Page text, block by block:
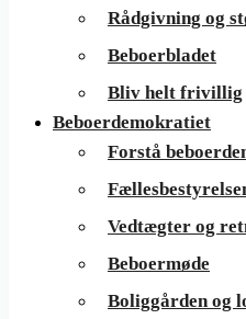
Rådgivning og
Beboerbladet
Bliv helt frivillig
Beboerdemokratiet
Forstå
Vedtægter og
Beboermøde
Boliggården og